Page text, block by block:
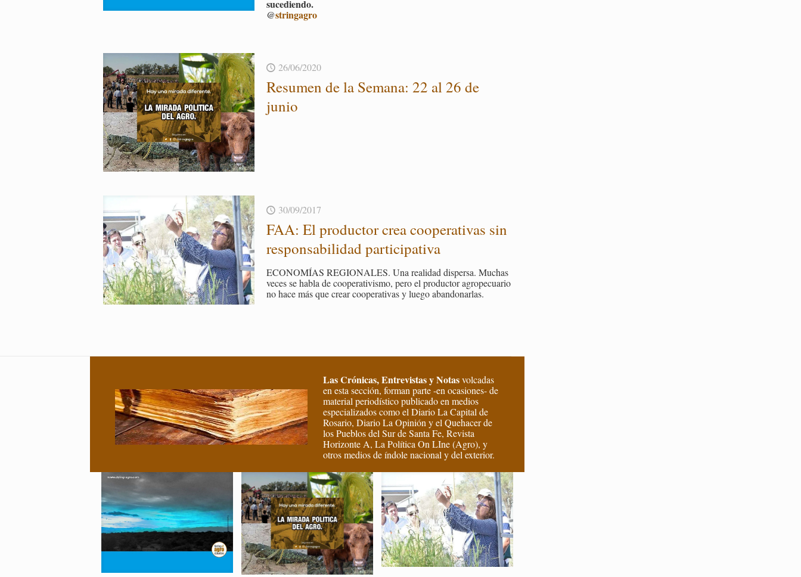
su­ce­dien­do.
@strin­ga­gro
26/06/2020
Re­su­men de la Se­ma­na: 22 al 26 de
junio
30/09/2017
FAA: El pro­duc­tor crea coope­ra­ti­vas sin
res­pon­sa­bi­li­dad par­ti­ci­pa­ti­va
ECO­NO­MÍAS RE­GIO­NA­LES. Una reali­dad dis­per­sa. Mu­chas
veces se habla de coope­ra­ti­vis­mo, pero el pro­duc­tor agro­pe­cua­rio
no hace más que crear coope­ra­ti­vas y luego aban­do­nar­las.
Las Crónicas, Entrevistas y Notasvolcadas
en esta sección, forman parte -en ocasiones- de
material periodístico publicado en medios
especializados como el Diario La Capital de
Rosario, Diario La Opinión y el Quehacer de
los Pueblos del Sur de Santa Fe, Revista
Horizonte A, La Política On LIne (Agro), y
otros medios de índole nacional y del exterior.